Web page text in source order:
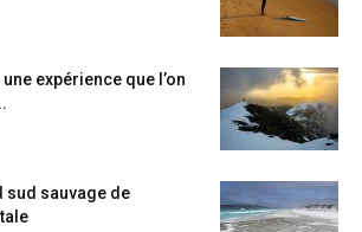
expérience que l’on
sud sauvage de